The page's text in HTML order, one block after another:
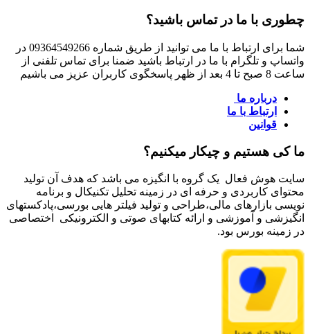
چطوری با ما در تماس باشید؟
شما برای ارتباط با ما می توانید از طریق شماره 09364549266 در
واتساپ و تلگرام با ما در ارتباط باشید ضمنا برای تماس تلفنی از
ساعت 8 صبح تا 4 بعد از ظهر پاسخگوی کاربران عزیز می باشیم
درباره ما
ارتباط با ما
قوانین
ما کی هستیم و چیکار میکنیم؟
سایت هوش فعال یک گروه با انگیزه می باشد که هدف آن تولید
محتوای کاربردی و حرفه ای در زمینه تحلیل تکنیکال و برنامه
نویسی بازارهای مالی،طراحی و تولید فیلتر هایی بورسی،پادکستهای
انگیزشی و آموزشی و ارائه کتابهای صوتی و الکترونیکی اختصاصی
در زمینه بورس بود.